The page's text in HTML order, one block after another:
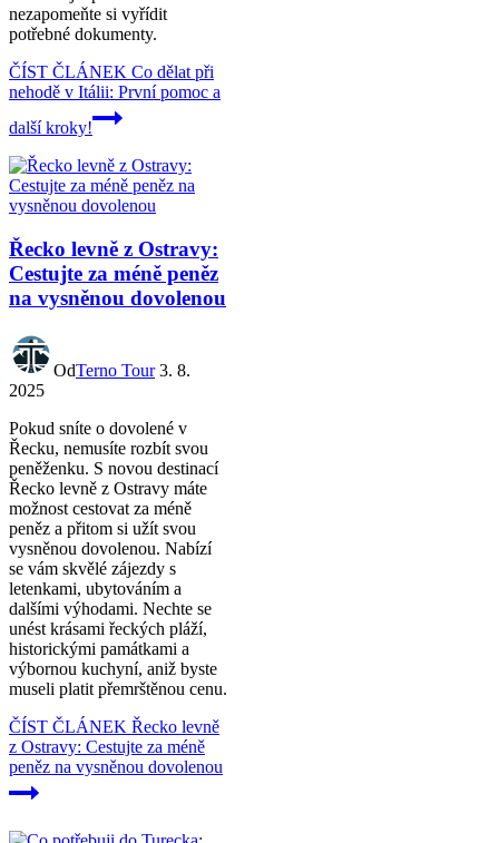
nezapomeňte si vyřídit
potřebné dokumenty.
ČÍST ČLÁNEK Co dělat při
nehodě v Itálii: První pomoc a
další kroky!
Řecko levně z Ostravy:
Cestujte za méně peněz
na vysněnou dovolenou
OdTerno Tour 3. 8.
2025
Pokud sníte o dovolené v
Řecku, nemusíte rozbít svou
peněženku. S novou destinací
Řecko levně z Ostravy máte
možnost cestovat za méně
peněz a přitom si užít svou
vysněnou dovolenou. Nabízí
se vám skvělé zájezdy s
letenkami, ubytováním a
dalšími výhodami. Nechte se
unést krásami řeckých pláží,
historickými památkami a
výbornou kuchyní, aniž byste
museli platit přemrštěnou cenu.
ČÍST ČLÁNEK Řecko levně
z Ostravy: Cestujte za méně
peněz na vysněnou dovolenou